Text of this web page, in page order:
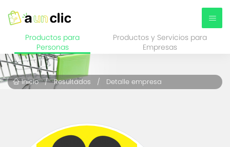
Productos para
Personas
Productos y Servicios para
Empresas
Inicio/Resultados / Detalle empresa